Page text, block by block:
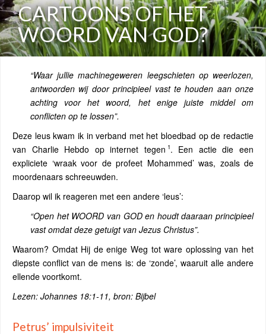
CARTOONS OF HET
WOORD VAN GOD?
“Waar jullie machinegeweren leegschieten op weerlozen,
antwoorden wij door principieel vast te houden aan onze
achting voor het woord, het enige juiste middel om
conflicten op te lossen”.
Deze leus kwam ik in verband met het bloedbad op de redactie
van Charlie Hebdo op internet tegen 1. Een actie die een
expliciete ‘wraak voor de profeet Mohammed’ was, zoals de
moordenaars schreeuwden.
Daarop wil ik reageren met een andere ‘leus’:
“Open het WOORD van GOD en houdt daaraan principieel
vast omdat deze getuigt van Jezus Christus”.
Waarom? Omdat Hij de enige Weg tot ware oplossing van het
diepste conflict van de mens is: de ‘zonde’, waaruit alle andere
ellende voortkomt.
Lezen: Johannes 18:1-11, bron: Bijbel
Petrus’ impulsiviteit